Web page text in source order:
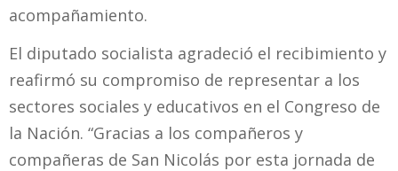
acompañamiento.
El diputado socialista agradeció el recibimiento y
reafirmó su compromiso de representar a los
sectores sociales y educativos en el Congreso de
la Nación. “Gracias a los compañeros y
compañeras de San Nicolás por esta jornada de